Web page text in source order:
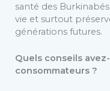
santé des
vie et surtout
générations futures.
Quels conseils
consommateurs ?